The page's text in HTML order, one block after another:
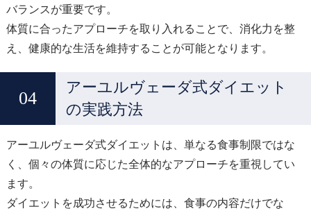
バランスが重要です。
体質に合ったアプローチを取り入れることで、消化力を整
え、健康的な生活を維持することが可能となります。
アーユルヴェーダ式ダイエット
の実践方法
アーユルヴェーダ式ダイエットは、単なる食事制限ではな
く、個々の体質に応じた全体的なアプローチを重視してい
ます。
ダイエットを成功させるためには、食事の内容だけでな